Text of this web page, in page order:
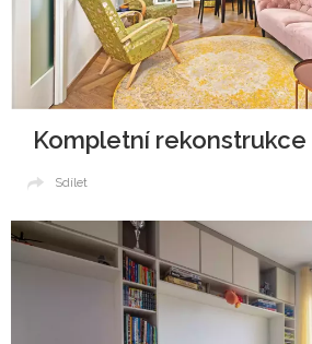
Kompletní rekonstrukce
Sdílet